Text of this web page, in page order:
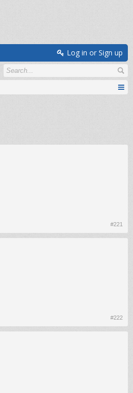
Log in or Sign up
#221
#222